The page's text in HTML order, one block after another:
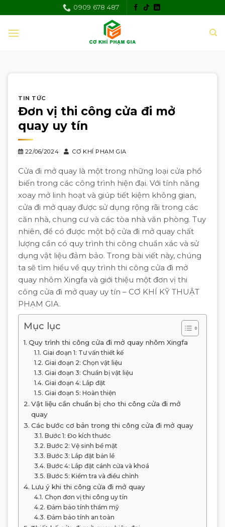
content
0909 678 487
TIN TỨC
Đơn vị thi công cửa đi mở
quay uy tín
22/06/2024 CƠ KHÍ PHẠM GIA
Cửa đi mở quay là một trong những loại cửa phổ
biến trong các công trình hiện đại. Với tính năng
xoay mở linh hoạt và giúp tiết kiệm không gian,
cửa đi mở quay được sử dụng rộng rãi trong các
căn nhà, chung cư và các tòa nhà văn phòng. Tuy
nhiên, để có được một bộ cửa đi mở quay chất
lượng cần có quy trình thi công chuẩn xác và sử
dụng vật liệu đảm bảo. Trong bài viết này, chúng
ta sẽ tìm hiểu về quy trình thi công cửa đi mở
quay nhôm Xingfa và giới thiệu một đơn vị thi
công cửa đi mở quay uy tín – CƠ KHÍ KỸ THUẬT
PHẠM GIA.
Mục lục
Quy trình thi công cửa đi mở quay nhôm Xingfa
Giai đoạn 1: Tư vấn thiết kế
Giai đoạn 2: Chọn vật liệu
Giai đoạn 3: Chuẩn bị vật liệu
Giai đoạn 4: Lắp đặt
Giai đoạn 5: Hoàn thiện
Vật liệu cần chuẩn bị cho thi công cửa đi mở
quay
Các bước cơ bản trong thi công cửa đi mở quay
Bước 1: Đo kích thước
Bước 2: Vệ sinh bề mặt
Bước 3: Lắp đặt bản lề
Bước 4: Lắp đặt cánh cửa và khoá
Bước 5: Kiểm tra và điều chỉnh
Lưu ý khi thi công cửa đi mở quay
Chọn đơn vị thi công uy tín
Đảm bảo tính thẩm mỹ
Đảm bảo tính an toàn